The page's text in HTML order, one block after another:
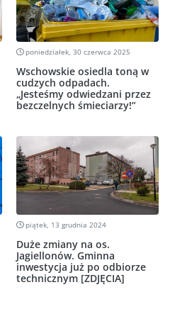
poniedziałek, 30 czerwca 2025
Wschowskie osiedla toną w
cudzych odpadach.
„Jesteśmy odwiedzani przez
bezczelnych śmieciarzy!”
piątek, 13 grudnia 2024
Duże zmiany na os.
Jagiellonów. Gminna
inwestycja już po odbiorze
technicznym [ZDJĘCIA]